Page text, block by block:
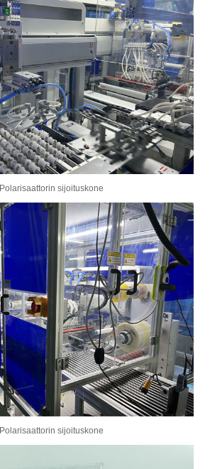
Polarisaattorin sijoituskone
Polarisaattorin sijoituskone